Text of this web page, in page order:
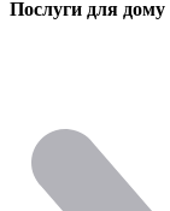
Послуги для дому